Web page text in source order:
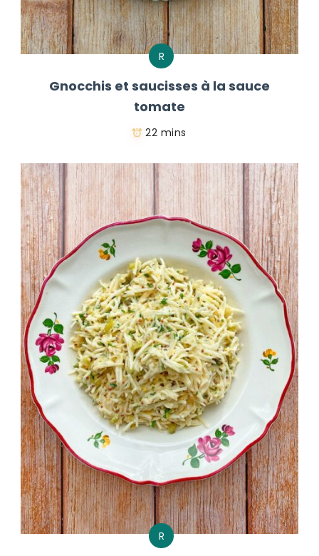
R
Gnocchis et saucisses à la sauce
tomate
22 mins
R